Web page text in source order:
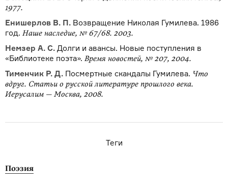
1977.
Енишерлов В. П. Возвращение Николая Гумилева. 1986
год. Наше наследие, № 67/68. 2003.
Немзер А. С. Долги и авансы. Новые поступления в
«Библиотеке поэта». Время новостей, № 207, 2004.
Тименчик Р. Д. Посмертные скандалы Гумилева. Что
вдруг. Статьи о русской литературе прошлого века.
Иерусалим — Москва, 2008.
Теги
Поэзия